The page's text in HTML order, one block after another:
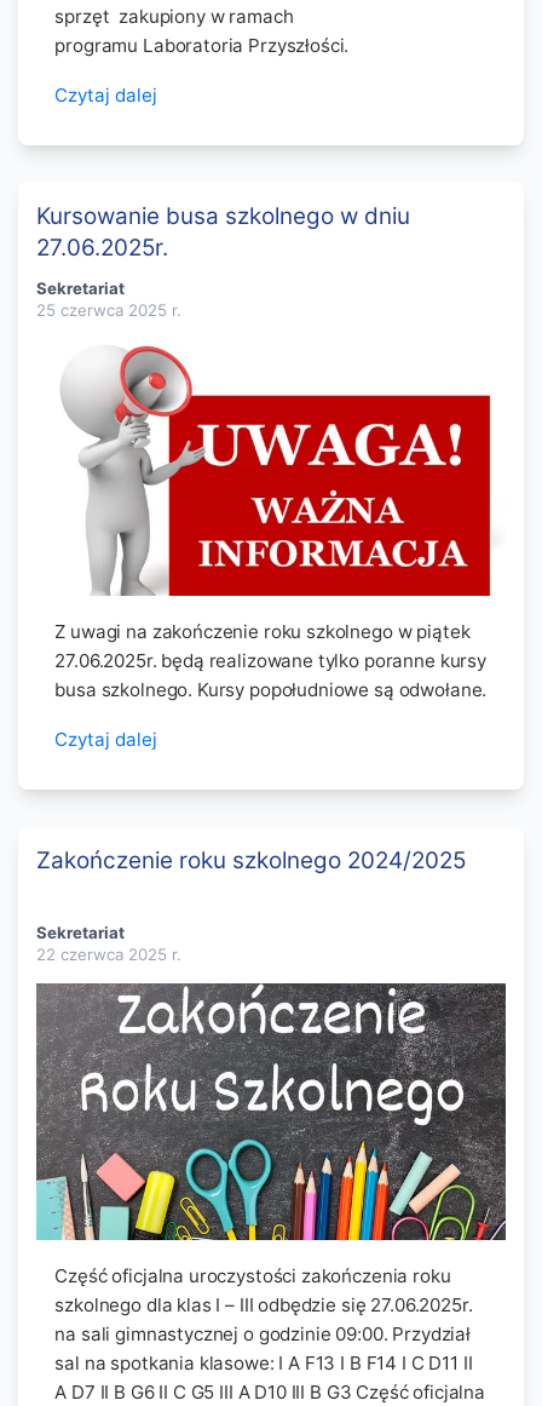
sprzęt zakupiony w ramach
programu Laboratoria Przyszłości.
Czytaj dalej
Kursowanie busa szkolnego w dniu
27.06.2025r.
Sekretariat
25 czerwca 2025 r.
Z uwagi na zakończenie roku szkolnego w piątek
27.06.2025r. będą realizowane tylko poranne kursy
busa szkolnego. Kursy popołudniowe są odwołane.
Czytaj dalej
Zakończenie roku szkolnego 2024/2025
Sekretariat
22 czerwca 2025 r.
Część oficjalna uroczystości zakończenia roku
szkolnego dla klas I – III odbędzie się 27.06.2025r.
na sali gimnastycznej o godzinie 09:00. Przydział
sal na spotkania klasowe: I A F13 I B F14 I C D11 II
A D7 II B G6 II C G5 III A D10 III B G3 Część oficjalna